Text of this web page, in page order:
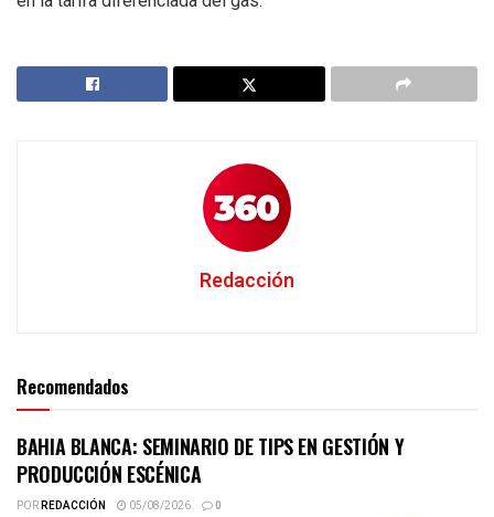
Redacción
Recomendados
BAHIA BLANCA: SEMINARIO DE TIPS EN GESTIÓN Y
PRODUCCIÓN ESCÉNICA
PORREDACCIÓN 05/08/2026 0